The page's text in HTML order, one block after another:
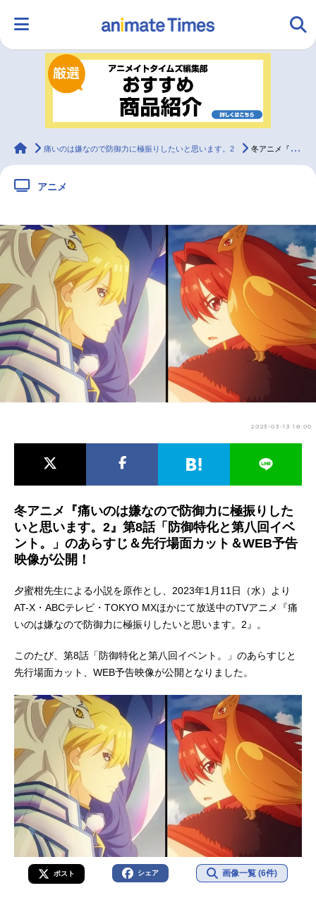
ランキング アニメ
ラジオ
2.5次元 配信・Vtuber トレンド 無料マンガ
最新記事一覧
アニメ記事一覧 声優記事一覧
アニメ映画一覧 実写化映画一覧
今期アニメ曜日別一覧
春アニメ 夏アニメ
男性声優/女性声優一覧
animateTimes
痛いのは嫌なので防御力に極振りしたいと思います。2 冬アニメ『防振り』第2期 第8話あらすじ＆場面カット公開
アニメ
2023-03-13 18:00
冬アニメ『痛いのは嫌なので防御力に極振りした
いと思います。2』第8話「防御特化と第八回イベ
ント。」のあらすじ＆先行場面カット＆WEB予告
映像が公開！
夕蜜柑先生による小説を原作とし、2023年1月11日（水）より
AT-X・ABCテレビ・TOKYO MXほかにて放送中のTVアニメ『痛
いのは嫌なので防御力に極振りしたいと思います。2』。
このたび、第8話「防御特化と第八回イベント。」のあらすじと
先行場面カット、WEB予告映像が公開となりました。
ポスト シェア 画像一覧 (6件)